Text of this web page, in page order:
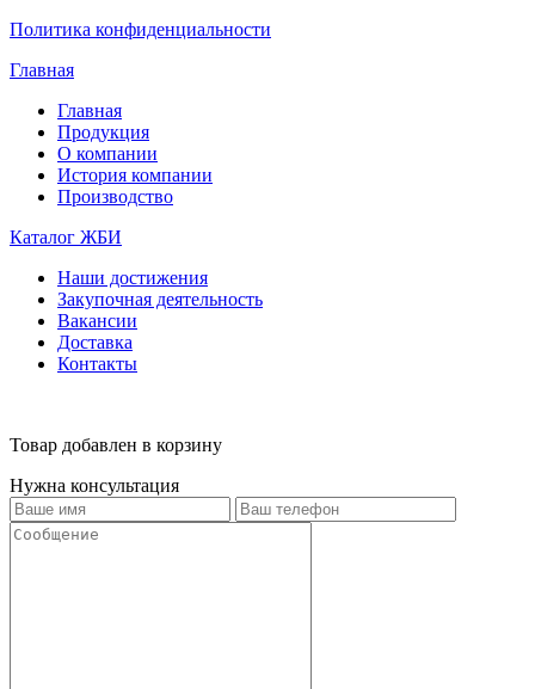
Политика конфиденциальности
Главная
Главная
Продукция
О компании
История компании
Производство
Каталог ЖБИ
Наши достижения
Закупочная деятельность
Вакансии
Доставка
Контакты
Товар добавлен в корзину
Нужна консультация